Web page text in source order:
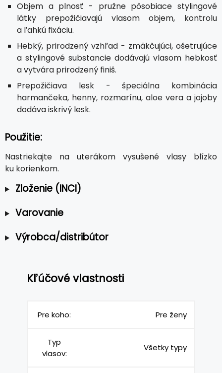
Objem a plnosť - pružne pôsobiace stylingové
látky prepožičiavajú vlasom objem, kontrolu
a ľahkú fixáciu.
Hebký, prirodzený vzhľad - zmäkčujúci, ošetrujúce
a stylingové substancie dodávajú vlasom hebkosť
a vytvára prirodzený finiš.
Prepožičiava lesk - špeciálna kombinácia
harmančeka, henny, rozmarínu, aloe vera a jojoby
dodáva iskrivý lesk.
Použitie:
Nastriekajte na uterákom vysušené vlasy blízko
ku korienkom.
Zloženie (INCI)
Varovanie
Výrobca/distribútor
Kľúčové vlastnosti
Pre koho: Pre ženy
Typ
vlasov:
Všetky typy